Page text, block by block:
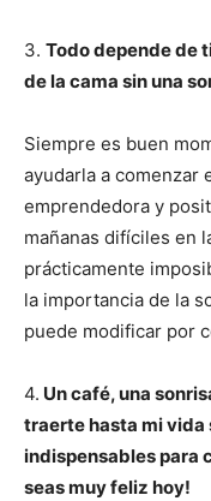
3. Todo depende de
de la cama sin una
Siempre es buen
ayudarla a comenzar
emprendedora y
mañanas difíciles en
prácticamente
la importancia de la
puede modificar por
4. Un café, una
traerte hasta mi vida
indispensables para
seas muy feliz hoy!